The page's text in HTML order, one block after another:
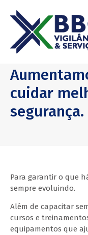
27/06/2019
cuidar
segurança.
Para garantir o que
sempre evoluindo.
Além de capacitar
cursos e
equipamentos que